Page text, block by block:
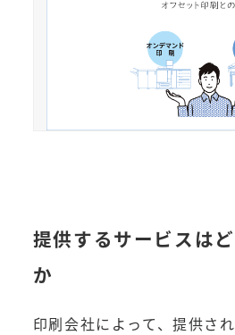
提供するサービスは
か
印刷会社によって、提供さ